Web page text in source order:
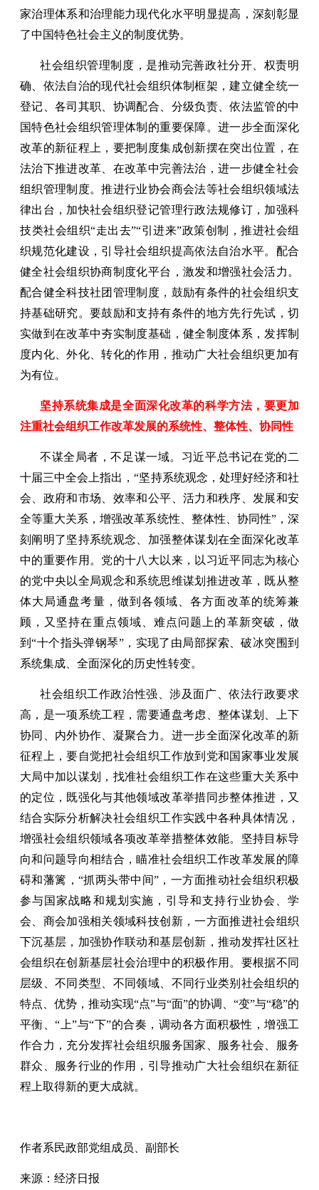
家治理体系和治理能力现代化水平明显提高，深刻彰显
了中国特色社会主义的制度优势。
社会组织管理制度，是推动完善政社分开、权责明
确、依法自治的现代社会组织体制框架，建立健全统一
登记、各司其职、协调配合、分级负责、依法监管的中
国特色社会组织管理体制的重要保障。进一步全面深化
改革的新征程上，要把制度集成创新摆在突出位置，在
法治下推进改革、在改革中完善法治，进一步健全社会
组织管理制度。推进行业协会商会法等社会组织领域法
律出台，加快社会组织登记管理行政法规修订，加强科
技类社会组织“走出去”“引进来”政策创制，推进社会组
织规范化建设，引导社会组织提高依法自治水平。配合
健全社会组织协商制度化平台，激发和增强社会活力。
配合健全科技社团管理制度，鼓励有条件的社会组织支
持基础研究。要鼓励和支持有条件的地方先行先试，切
实做到在改革中夯实制度基础，健全制度体系，发挥制
度内化、外化、转化的作用，推动广大社会组织更加有
为有位。
坚持系统集成是全面深化改革的科学方法，要更加
注重社会组织工作改革发展的系统性、整体性、协同性
不谋全局者，不足谋一域。习近平总书记在党的二
十届三中全会上指出，“坚持系统观念，处理好经济和社
会、政府和市场、效率和公平、活力和秩序、发展和安
全等重大关系，增强改革系统性、整体性、协同性”，深
刻阐明了坚持系统观念、加强整体谋划在全面深化改革
中的重要作用。党的十八大以来，以习近平同志为核心
的党中央以全局观念和系统思维谋划推进改革，既从整
体大局通盘考量，做到各领域、各方面改革的统筹兼
顾，又坚持在重点领域、难点问题上的革新突破，做
到“十个指头弹钢琴”，实现了由局部探索、破冰突围到
系统集成、全面深化的历史性转变。
社会组织工作政治性强、涉及面广、依法行政要求
高，是一项系统工程，需要通盘考虑、整体谋划、上下
协同、内外协作、凝聚合力。进一步全面深化改革的新
征程上，要自觉把社会组织工作放到党和国家事业发展
大局中加以谋划，找准社会组织工作在这些重大关系中
的定位，既强化与其他领域改革举措同步整体推进，又
结合实际分析解决社会组织工作实践中各种具体情况，
增强社会组织领域各项改革举措整体效能。坚持目标导
向和问题导向相结合，瞄准社会组织工作改革发展的障
碍和藩篱，“抓两头带中间”，一方面推动社会组织积极
参与国家战略和规划实施，引导和支持行业协会、学
会、商会加强相关领域科技创新，一方面推进社会组织
下沉基层，加强协作联动和基层创新，推动发挥社区社
会组织在创新基层社会治理中的积极作用。要根据不同
层级、不同类型、不同领域、不同行业类别社会组织的
特点、优势，推动实现“点”与“面”的协调、“变”与“稳”的
平衡、“上”与“下”的合奏，调动各方面积极性，增强工
作合力，充分发挥社会组织服务国家、服务社会、服务
群众、服务行业的作用，引导推动广大社会组织在新征
程上取得新的更大成就。
作者系民政部党组成员、副部长
来源：经济日报